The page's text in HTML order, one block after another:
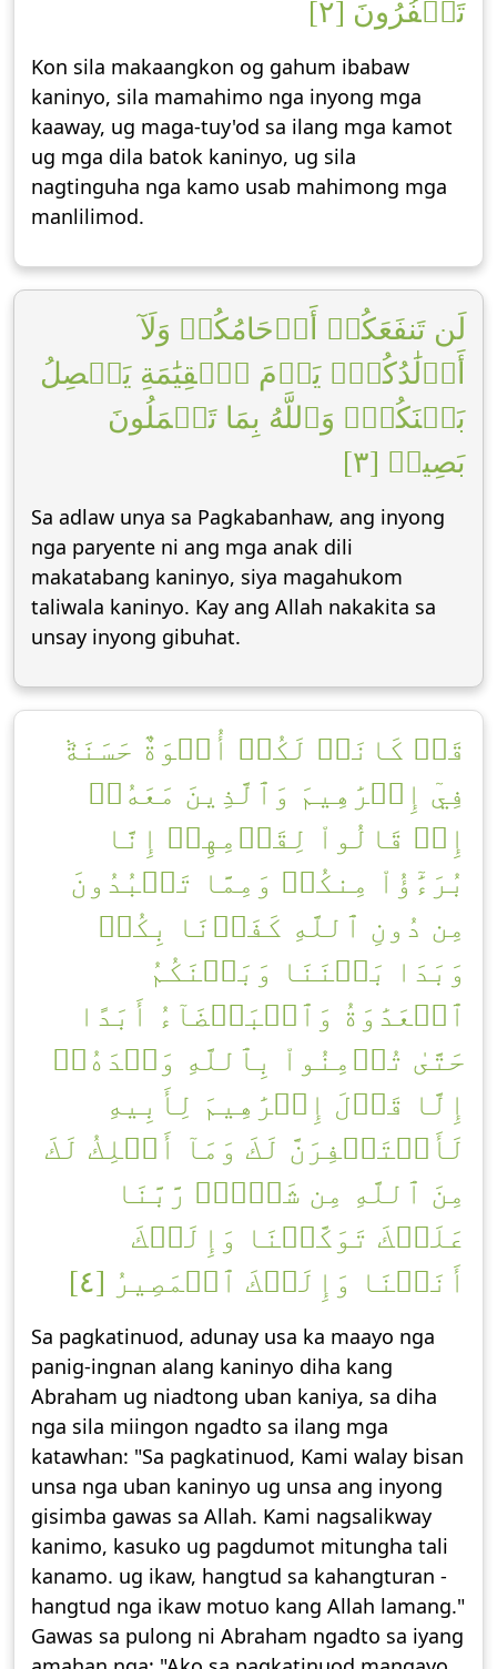
تَكۡفُرُونَ [٢]
Kon sila makaangkon og gahum ibabaw
kaninyo, sila mamahimo nga inyong mga
kaaway, ug maga-tuy'od sa ilang mga kamot
ug mga dila batok kaninyo, ug sila
nagtinguha nga kamo usab mahimong mga
manlilimod.
لَن تَنفَعَكُمۡ أَرۡحَامُكُمۡ وَلَآ
أَوۡلَٰدُكُمۡۚ يَوۡمَ ٱلۡقِيَٰمَةِ يَفۡصِلُ
بَيۡنَكُمۡۚ وَٱللَّهُ بِمَا تَعۡمَلُونَ
بَصِيرٞ [٣]
Sa adlaw unya sa Pagkabanhaw, ang inyong
nga paryente ni ang mga anak dili
makatabang kaninyo, siya magahukom
taliwala kaninyo. Kay ang Allah nakakita sa
unsay inyong gibuhat.
قَدۡ كَانَتۡ لَكُمۡ أُسۡوَةٌ حَسَنَةٞ
فِيٓ إِبۡرَٰهِيمَ وَٱلَّذِينَ مَعَهُۥٓ
إِذۡ قَالُواْ لِقَوۡمِهِمۡ إِنَّا
بُرَءَٰٓؤُاْ مِنكُمۡ وَمِمَّا تَعۡبُدُونَ
مِن دُونِ ٱللَّهِ كَفَرۡنَا بِكُمۡ
وَبَدَا بَيۡنَنَا وَبَيۡنَكُمُ
ٱلۡعَدَٰوَةُ وَٱلۡبَغۡضَآءُ أَبَدًا
حَتَّىٰ تُؤۡمِنُواْ بِٱللَّهِ وَحۡدَهُۥٓ
إِلَّا قَوۡلَ إِبۡرَٰهِيمَ لِأَبِيهِ
لَأَسۡتَغۡفِرَنَّ لَكَ وَمَآ أَمۡلِكُ لَكَ
مِنَ ٱللَّهِ مِن شَيۡءٖۖ رَّبَّنَا
عَلَيۡكَ تَوَكَّلۡنَا وَإِلَيۡكَ
أَنَبۡنَا وَإِلَيۡكَ ٱلۡمَصِيرُ [٤]
Sa pagkatinuod, adunay usa ka maayo nga
panig-ingnan alang kaninyo diha kang
Abraham ug niadtong uban kaniya, sa diha
nga sila miingon ngadto sa ilang mga
katawhan: "Sa pagkatinuod, Kami walay bisan
unsa nga uban kaninyo ug unsa ang inyong
gisimba gawas sa Allah. Kami nagsalikway
kanimo, kasuko ug pagdumot mitungha tali
kanamo. ug ikaw, hangtud sa kahangturan -
hangtud nga ikaw motuo kang Allah lamang."
Gawas sa pulong ni Abraham ngadto sa iyang